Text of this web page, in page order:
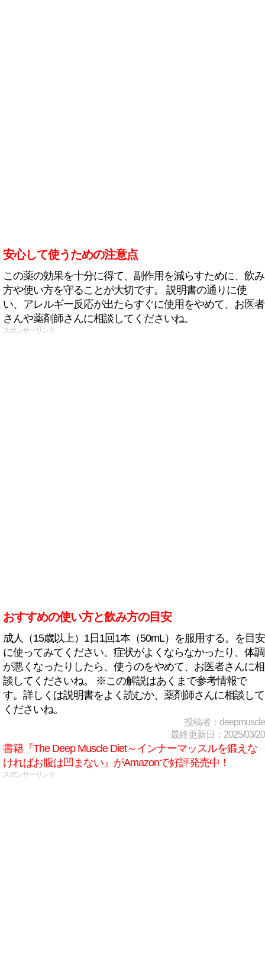
安心して使うための注意点
この薬の効果を十分に得て、副作用を減らすために、飲み
方や使い方を守ることが大切です。 説明書の通りに使
い、アレルギー反応が出たらすぐに使用をやめて、お医者
さんや薬剤師さんに相談してくださいね。
スポンサーリンク
おすすめの使い方と飲み方の目安
成人（15歳以上）1日1回1本（50mL）を服用する。を目安
に使ってみてください。症状がよくならなかったり、体調
が悪くなったりしたら、使うのをやめて、お医者さんに相
談してくださいね。 ※この解説はあくまで参考情報で
す。詳しくは説明書をよく読むか、薬剤師さんに相談して
くださいね。
投稿者：deepmuscle
最終更新日：2025/03/20
書籍『The Deep Muscle Diet～インナーマッスルを鍛えな
ければお腹は凹まない』がAmazonで好評発売中！
スポンサーリンク